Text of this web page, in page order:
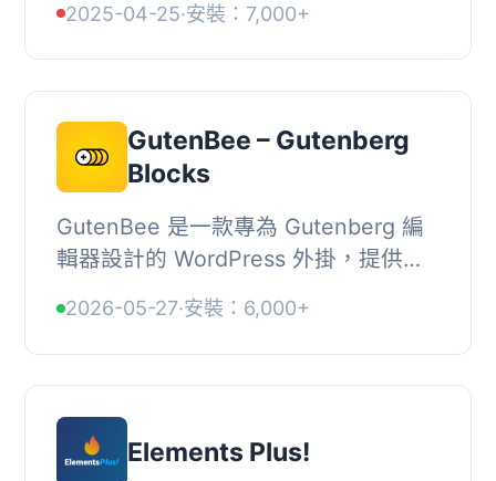
無限滑塊和自定義設置，並且您可以建
立無限滑塊...
2025-04-25·安裝：7,000+
GutenBee – Gutenberg
Blocks
GutenBee 是一款專為 Gutenberg 編
輯器設計的 WordPress 外掛，提供多
輯功能，讓使用者能輕鬆創建引人注目
的內容。, , 【...
2026-05-27·安裝：6,000+
Elements Plus!